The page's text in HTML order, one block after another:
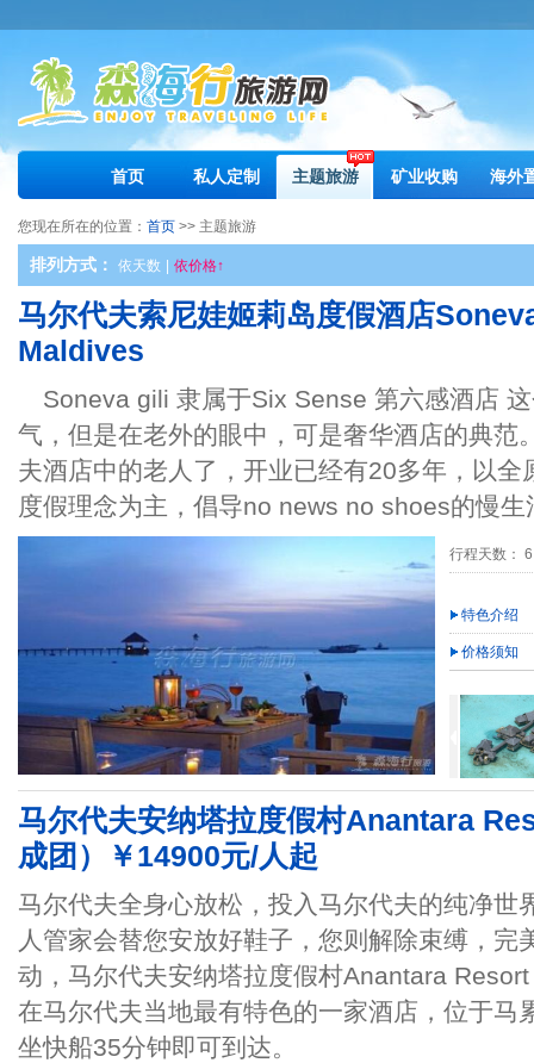
首页 私人定制 主题旅游 矿业收购 海外
您现在所在的位置： 首页 >> 主题旅游
排列方式： 依天数 依价格↑
马尔代夫索尼娃姬莉岛度假酒店
Maldives
Soneva gili 隶属于Six Sense 第六感酒店
气，但是在老外的眼中，可是奢华酒店的典范
夫酒店中的老人了，开业已经有20多年，以
度假理念为主，倡导no news no shoes的慢
行程天数：
特色介绍
价格须知
马尔代夫安纳塔拉度假村Anantara
成团）￥14900元/人起
马尔代夫全身心放松，投入马尔代夫的纯净世
人管家会替您安放好鞋子，您则解除束缚，完
动，马尔代夫安纳塔拉度假村Anantara
在马尔代夫当地最有特色的一家酒店，位于马
坐快船35分钟即可到达。